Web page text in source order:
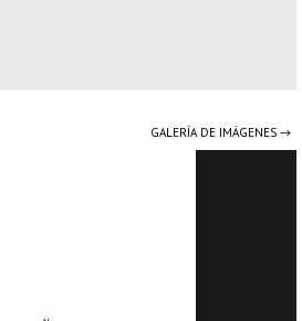
GALERÍA DE IMÁGENES →